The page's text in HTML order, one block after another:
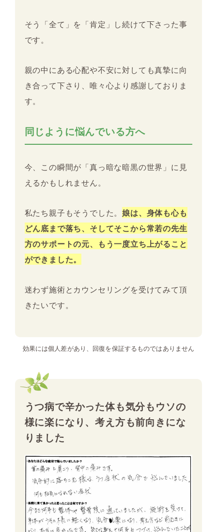
そう「全て」を「肯定」し続けて下さった事
です。
親の中にある心配や不安に対しても真摯に向
き合って下さり、唯々心より感謝しておりま
す。
同じように悩んでいる方へ
今、この瞬間が「真っ暗な暗黒の世界」に見
えるかもしれません。
私たち親子もそうでした。娘は、身体も心も
どん底まで落ち、そしてそこから常若の先生
方のサポートの元、もう一度立ち上がること
ができました。
迷わず施術とカウンセリングを受けてみて頂
きたいです。
効果には個人差があり、回復を保証するものではありません
うつ病で辛かった体も気分もウソの
様に楽になり、考え方も前向きにな
りました